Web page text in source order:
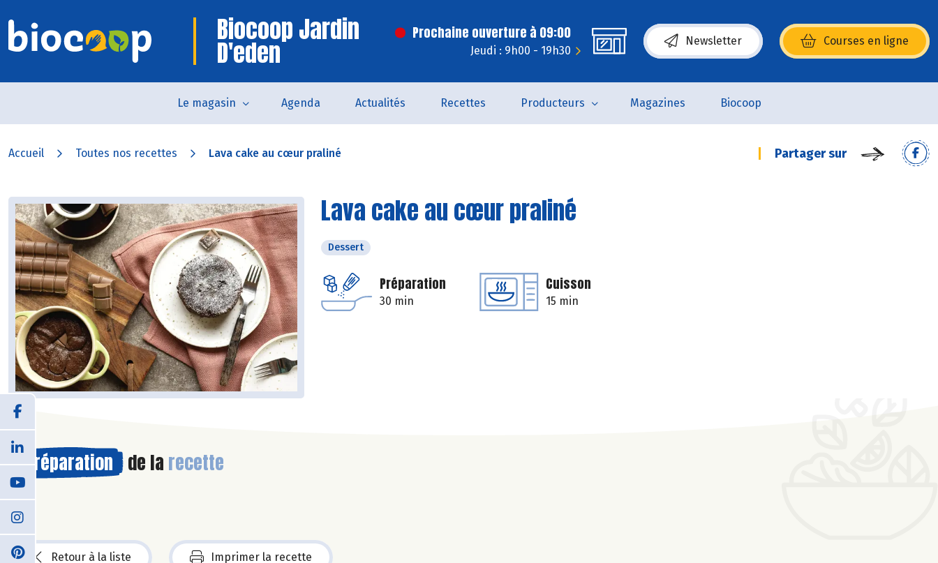
Biocoop Jardin
D'eden
Prochaine ouverture à 09:00
Jeudi : 9h00 - 19h30
Newsletter Courses en ligne
(s’ouvre dans une nouvelle fenêtre)
Le magasin Agenda Actualités Recettes Producteurs Magazines Biocoop
Accueil Toutes nos recettes Lava cake au cœur praliné Partager sur
Lava cake au cœur praliné
Dessert
Préparation
30 min
Cuisson
15 min
Préparation de la recette
Retour à la liste Imprimer la recette